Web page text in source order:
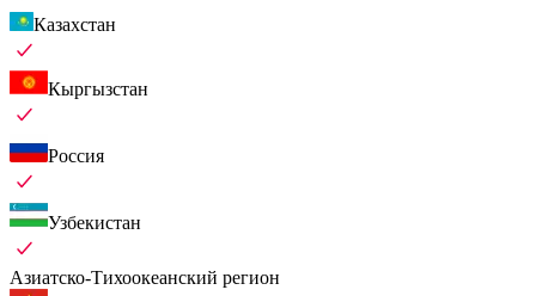
Казахстан
Кыргызстан
Россия
Узбекистан
Азиатско-Тихоокеанский регион